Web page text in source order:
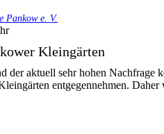
Pankow e. V.
Kleingärten
der aktuell sehr hohen Nachfrage
entgegennehmen. Daher